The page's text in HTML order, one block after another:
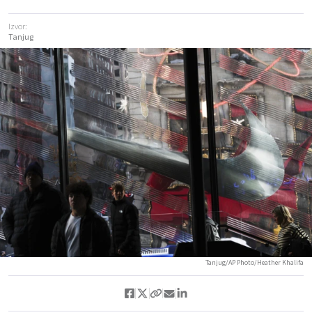
Izvor:
Tanjug
Tanjug/AP Photo/Heather Khalifa